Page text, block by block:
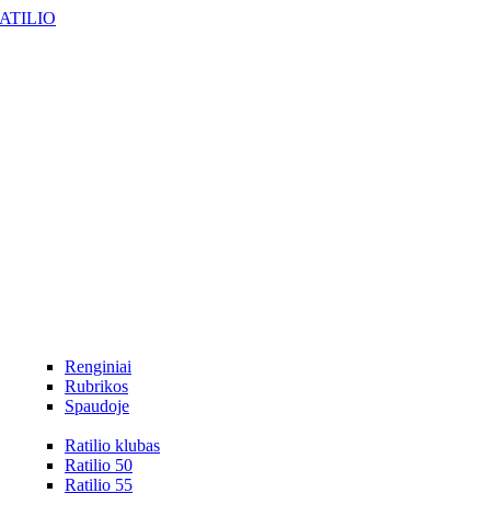
Renginiai
Rubrikos
Spaudoje
Ratilio klubas
Ratilio 50
Ratilio 55